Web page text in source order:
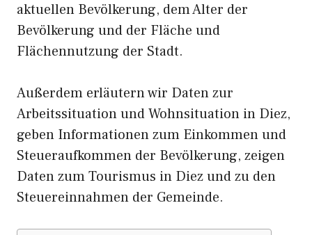
aktuellen Bevölkerung, dem Alter der
Bevölkerung und der Fläche und
Flächennutzung der Stadt.
Außerdem erläutern wir Daten zur
Arbeitssituation und Wohnsituation in Diez,
geben Informationen zum Einkommen und
Steueraufkommen der Bevölkerung, zeigen
Daten zum Tourismus in Diez und zu den
Steuereinnahmen der Gemeinde.